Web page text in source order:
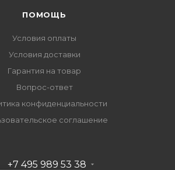
ПОМОЩЬ
Условия оплаты
Условия доставки
Гарантия на товар
Вопрос-ответ
конфиденциальности
соглашение
+7 495 989 53 38